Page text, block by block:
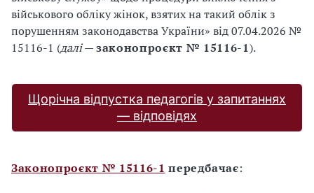
військового обліку жінок, взятих на такий облік з
порушенням законодавства України» від 07.04.2026 №
15116-1 (далі—законопроєкт № 15116-1).
Щорічна відпустка педагогів у запитаннях
— відповідях
Законопроєкт № 15116-1 передбачає: